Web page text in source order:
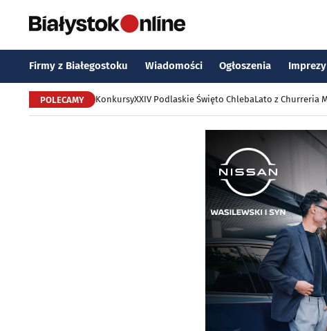
Firmy z Białegostoku Wiadomości Ogłoszenia Imprezy
POLECAMY KonkursyXXIV Podlaskie Święto ChlebaLato z Churreria